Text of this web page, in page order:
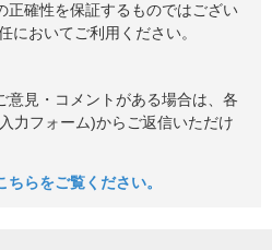
正確性を保証するものではござい
においてご利用ください。
意見・コメントがある場合は、各
力フォーム)からご返信いただけ
らをご覧ください。